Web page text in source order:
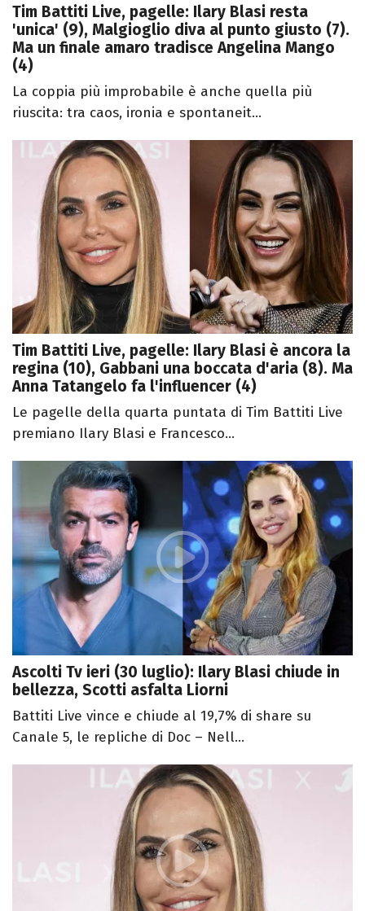
Tim Battiti Live, pagelle: Ilary Blasi resta
'unica' (9), Malgioglio diva al punto giusto (7).
Ma un finale amaro tradisce Angelina Mango
(4)
La coppia più improbabile è anche quella più
riuscita: tra caos, ironia e spontaneit...
Tim Battiti Live, pagelle: Ilary Blasi è ancora la
regina (10), Gabbani una boccata d'aria (8). Ma
Anna Tatangelo fa l'influencer (4)
Le pagelle della quarta puntata di Tim Battiti Live
premiano Ilary Blasi e Francesco...
Ascolti Tv ieri (30 luglio): Ilary Blasi chiude in
bellezza, Scotti asfalta Liorni
Battiti Live vince e chiude al 19,7% di share su
Canale 5, le repliche di Doc – Nell...